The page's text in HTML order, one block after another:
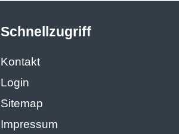
Schnellzugriff
Kontakt
Login
Sitemap
Impressum